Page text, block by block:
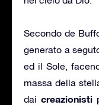
Secondo de
generato a
ed il Sole,
massa della
dai creazionisti